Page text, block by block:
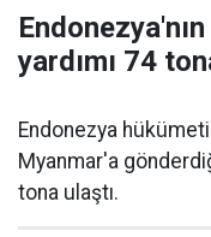
yardımı 74
Endonezya
Myanmar'a
tona ulaştı.